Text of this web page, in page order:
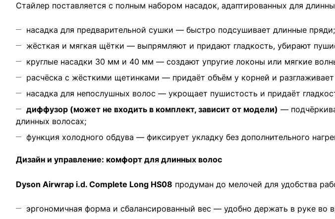
Стайлер поставляется с полным набором насадок, адаптированных для
насадка для предварительной сушки — быстро подсушивает длинные пряди;
жёсткая и мягкая щётки — выпрямляют и придают гладкость, убирают
круглые насадки 30 мм и 40 мм — создают упругие локоны или мягкие
расчёска с жёсткими щетинками — придаёт объём у корней и
насадка для непослушных волос — укрощает пушистость и придаёт
диффузор (может не входить в комплект, зависит от модели) —
длинных волосах;
функция холодного обдува — фиксирует укладку без дополнительного
Дизайн и управление: комфорт для длинных волос
Dyson Airwrap i.d. Complete Long HS08 продуман до мелочей для удобства
эргономичная форма и сбалансированный вес — удобно держать в руке во